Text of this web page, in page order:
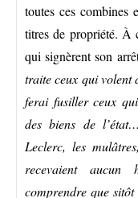
toutes ces combines
titres de propriété. À
qui signèrent son
traite ceux qui volent
ferai fusiller ceux
des biens de
Leclerc, les
recevaient aucun
comprendre que sitôt